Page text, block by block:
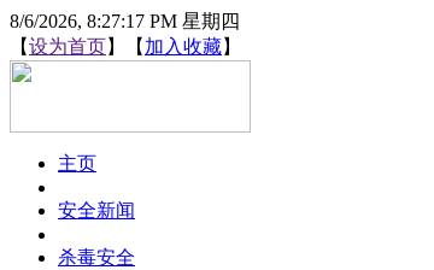
8/6/2026, 8:27:17 PM 星期四
【设为首页】【 加入收藏】
主页
安全新闻
杀毒安全